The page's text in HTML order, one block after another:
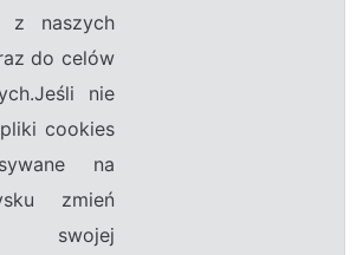
z naszych
do celów
nie
cookies
na
zmień
swojej